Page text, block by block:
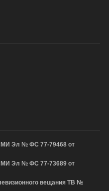
Эл № ФС 77-79468 от
Эл № ФС 77-73689 от
вещания ТВ №